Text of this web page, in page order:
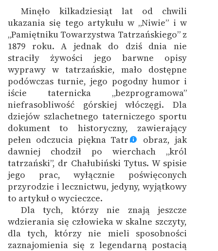
E-kolekcja lektur
szkolnych i literatury do
słuchania dla uczennic i
uczniów z
niepełnosprawnościami
Feministyczne inspiracje.
Popularyzacja
skandynawskiej literatury
feministycznej
Ręce pełne poezji
Kolekcje edukacyjne
twórców przechodzących
do domeny publicznej,
lektur szkolnych oraz
Starego Testamentu
Odkurzamy bohaterów
Szkoła Poezji Wolnych
Lektur
Minęło kilkadziesiąt lat od chwili
ukazania się tego artykułu w „Niwie” i w
„Pamiętniku Towarzystwa Tatrzańskiego” z
1879 roku. A jednak do dziś dnia nie
straciły żywości jego barwne opisy
wyprawy w tatrzańskie, mało dostępne
podówczas turnie, jego pogodny humor i
iście taternicka „bezprogramowa”
niefrasobliwość górskiej włóczęgi. Dla
dziejów szlachetnego taterniczego sportu
dokument to historyczny, zawierający
pełen odczucia piękna Tatr
obraz, jak
dawniej chodził po wierchach „król
tatrzański”, dr Chałubiński Tytus. W spisie
jego prac, wyłącznie poświęconych
przyrodzie i lecznictwu, jedyny, wyjątkowy
to artykuł o wycieczce.
Dla tych, którzy nie znają jeszcze
wdzierania się człowieka w skalne szczyty,
dla tych, którzy nie mieli sposobności
zaznajomienia się z legendarną postacią